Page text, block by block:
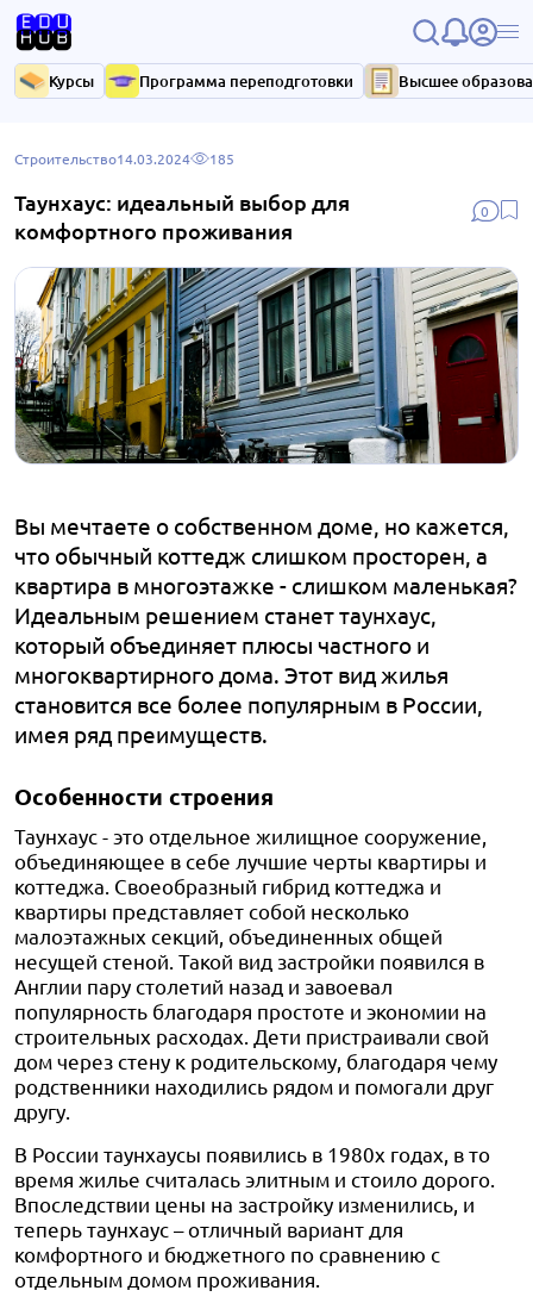
Курсы Программа переподготовки Высшее
0
Строительство14.03.2024 185
Таунхаус: идеальный выбор для
комфортного проживания
Вы мечтаете о собственном доме, но кажется,
что обычный коттедж слишком просторен, а
квартира в многоэтажке - слишком маленькая?
Идеальным решением станет таунхаус,
который объединяет плюсы частного и
многоквартирного дома. Этот вид жилья
становится все более популярным в России,
имея ряд преимуществ.
Особенности строения
Таунхаус - это отдельное жилищное сооружение,
объединяющее в себе лучшие черты квартиры и
коттеджа. Своеобразный гибрид коттеджа и
квартиры представляет собой несколько
малоэтажных секций, объединенных общей
несущей стеной. Такой вид застройки появился в
Англии пару столетий назад и завоевал
популярность благодаря простоте и экономии на
строительных расходах. Дети пристраивали свой
дом через стену к родительскому, благодаря чему
родственники находились рядом и помогали друг
другу.
В России таунхаусы появились в 1980х годах, в то
время жилье считалась элитным и стоило дорого.
Впоследствии цены на застройку изменились, и
теперь таунхаус – отличный вариант для
комфортного и бюджетного по сравнению с
отдельным домом проживания.